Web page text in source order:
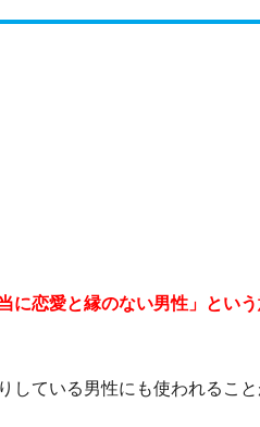
に恋愛と縁のない男性」とい
ている男性にも使われること